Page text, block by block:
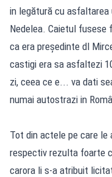
in legătură cu asfaltarea
Nedelea. Caietul
ca era președinte dl
castigi era sa asfaltezi
zi, ceea ce e... va dati
numai autostrazi in
Tot din actele pe care
respectiv rezulta foarte
carora li s-a atribuit